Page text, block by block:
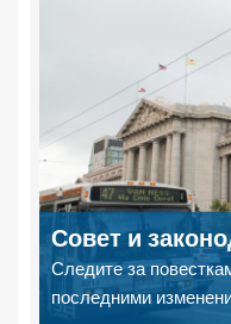
Совет и
Следите за
последними